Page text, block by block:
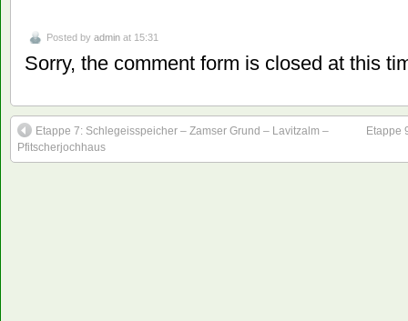
Posted by admin at 15:31
Sorry, the comment form is closed at this
Etappe 7: Schlegeisspeicher – Zamser Grund – Lavitzalm –
Pfitscherjochhaus
Etappe